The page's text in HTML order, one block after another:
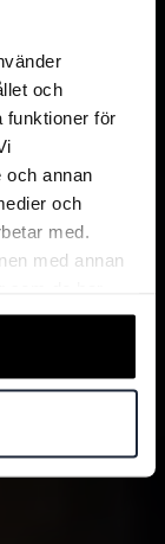
och
funktioner för
och annan
och
med.
med annan